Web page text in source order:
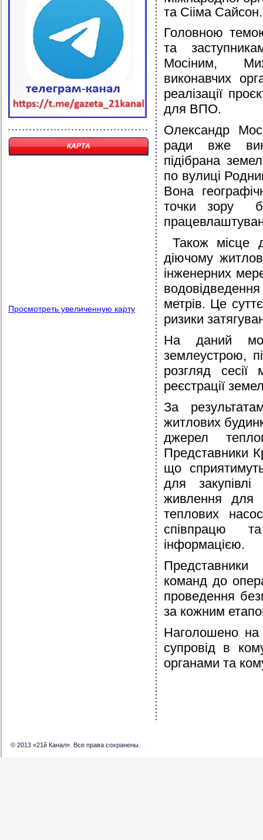
КАРТА
Просмотреть увеличенную карту
та Сііма Сайсон.
Головною
та
Мосіним,
виконавчих
реалізації
для ВПО.
Олександр
ради вже
підібрана
по вулиці
Вона
точки зору
Також місце
діючому
інженерних
метрів. Це
ризики
На даний
землеустрою,
розгляд
реєстрації
За
житлових
джерел
Представники
що
для закупівлі
живлення для
теплових
співпрацю
інформацією.
команд до
проведення
за кожним
Наголошено на
супровід в
органами та
© 2013 «21й Канал». Все права сохранены.